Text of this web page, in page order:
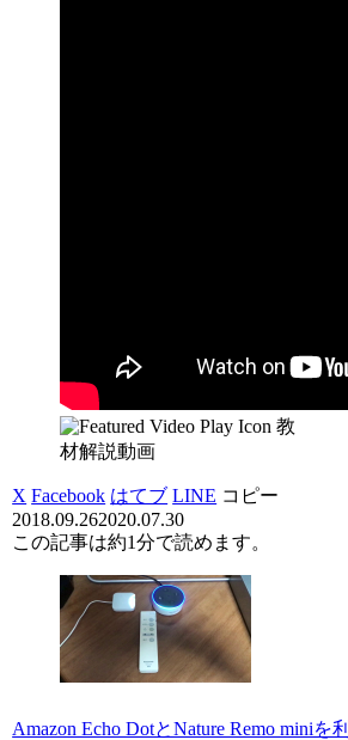
教
材解説動画
X Facebook はてブ LINE コピー
2018.09.262020.07.30
この記事は約1分で読めます。
Amazon Echo DotとNature Remo miniを利